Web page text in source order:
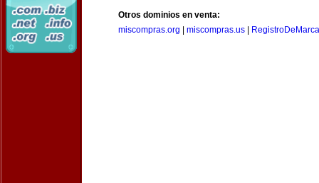
Otros dominios en venta:
miscompras.org
miscompras.us